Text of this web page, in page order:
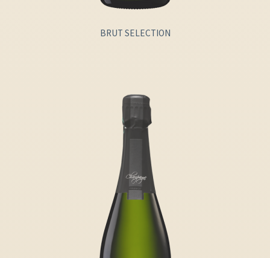
BRUT SELECTION